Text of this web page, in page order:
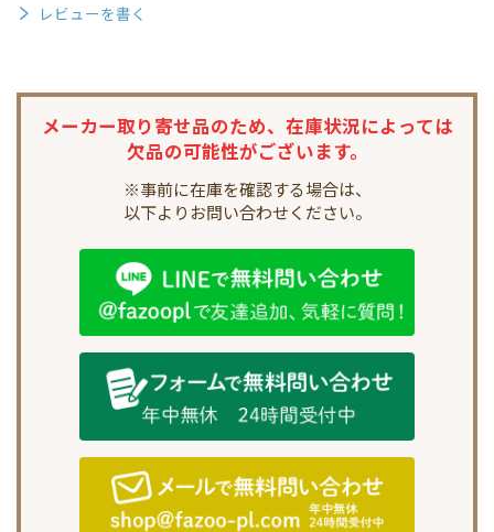
レビューを書く
メーカー取り寄せ品のため、 在庫状況によっては
欠品の可能性がございます。
※事前に在庫を確認する場合は、
以下よりお問い合わせください。